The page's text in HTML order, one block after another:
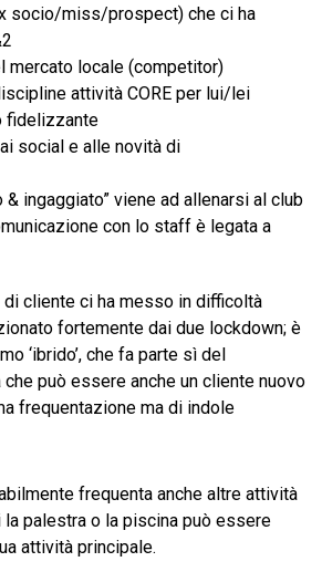
socio/miss/prospect) che ci ha
mercato locale (competitor)
attività CORE per lui/lei
fidelizzante
social e alle novità di
ingaggiato” viene ad allenarsi al club
con lo staff è legata a
cliente ci ha messo in difficoltà
fortemente dai due lockdown; è
‘ibrido’, che fa parte sì del
può essere anche un cliente nuovo
frequentazione ma di indole
frequenta anche altre attività
palestra o la piscina può essere
attività principale.